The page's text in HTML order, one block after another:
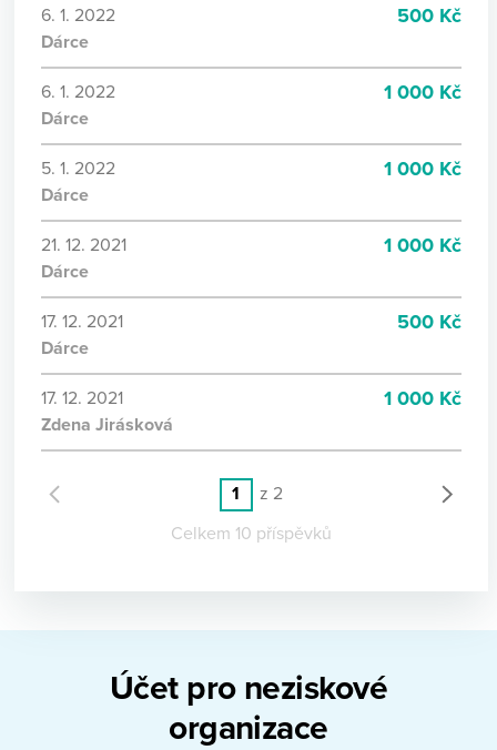
6. 1. 2022
Dárce
500 Kč
6. 1. 2022
Dárce
1 000 Kč
5. 1. 2022
Dárce
1 000 Kč
21. 12. 2021
Dárce
1 000 Kč
17. 12. 2021
Dárce
500 Kč
17. 12. 2021
Zdena Jirásková
1 000 Kč
1
z 2
Celkem 10 příspěvků
Účet pro neziskové
organizace